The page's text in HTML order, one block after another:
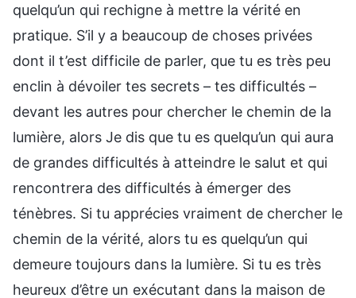
quelqu’un qui rechigne à mettre la vérité en
pratique. S’il y a beaucoup de choses privées
dont il t’est difficile de parler, que tu es très peu
enclin à dévoiler tes secrets – tes difficultés –
devant les autres pour chercher le chemin de la
lumière, alors Je dis que tu es quelqu’un qui aura
de grandes difficultés à atteindre le salut et qui
rencontrera des difficultés à émerger des
ténèbres. Si tu apprécies vraiment de chercher le
chemin de la vérité, alors tu es quelqu’un qui
demeure toujours dans la lumière. Si tu es très
heureux d’être un exécutant dans la maison de